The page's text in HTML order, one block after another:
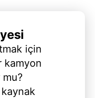
için
kamyon